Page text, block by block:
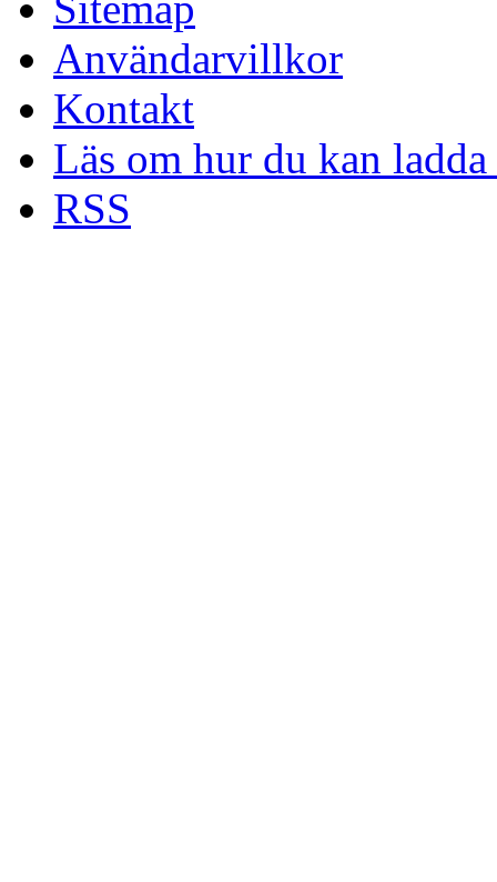
Användarvillkor
Kontakt
Läs om hur du kan
RSS